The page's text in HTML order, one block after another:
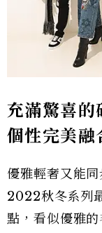
充滿驚喜的
個性完美融
優雅輕奢又能
2022秋冬系列
點，看似優雅